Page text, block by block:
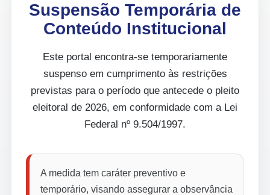
Suspensão Temporária de
Conteúdo Institucional
Este portal encontra-se temporariamente
suspenso em cumprimento às restrições
previstas para o período que antecede o pleito
eleitoral de 2026, em conformidade com a Lei
Federal nº 9.504/1997.
A medida tem caráter preventivo e
temporário, visando assegurar a observância